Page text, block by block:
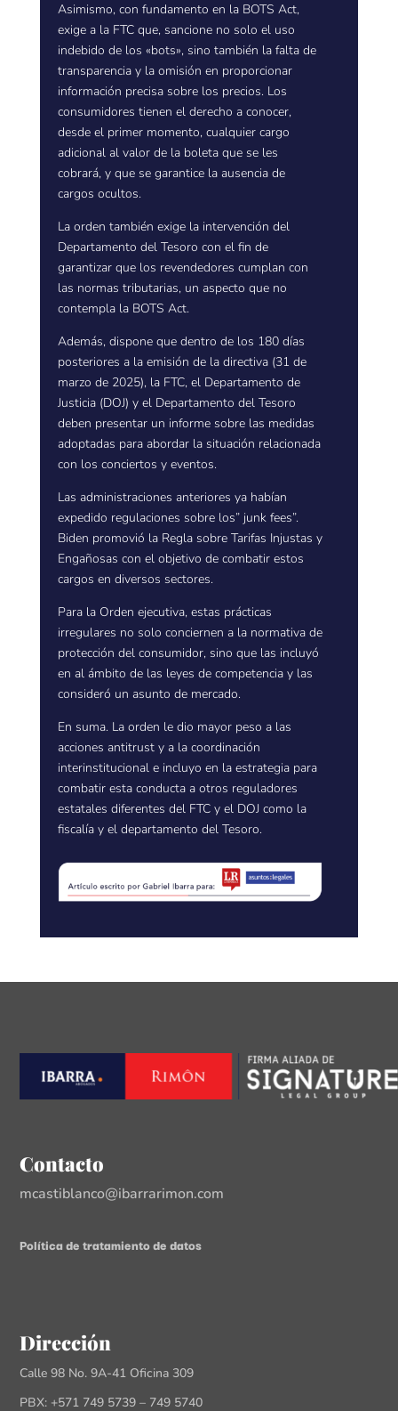
Asimismo, con fundamento en la BOTS Act,
exige a la FTC que, sancione no solo el uso
indebido de los «bots», sino también la falta de
transparencia y la omisión en proporcionar
información precisa sobre los precios. Los
consumidores tienen el derecho a conocer,
desde el primer momento, cualquier cargo
adicional al valor de la boleta que se les
cobrará, y que se garantice la ausencia de
cargos ocultos.
La orden también exige la intervención del
Departamento del Tesoro con el fin de
garantizar que los revendedores cumplan con
las normas tributarias, un aspecto que no
contempla la BOTS Act.
Además, dispone que dentro de los 180 días
posteriores a la emisión de la directiva (31 de
marzo de 2025), la FTC, el Departamento de
Justicia (DOJ) y el Departamento del Tesoro
deben presentar un informe sobre las medidas
adoptadas para abordar la situación relacionada
con los conciertos y eventos.
Las administraciones anteriores ya habían
expedido regulaciones sobre los” junk fees”.
Biden promovió la Regla sobre Tarifas Injustas y
Engañosas con el objetivo de combatir estos
cargos en diversos sectores.
Para la Orden ejecutiva, estas prácticas
irregulares no solo conciernen a la normativa de
protección del consumidor, sino que las incluyó
en al ámbito de las leyes de competencia y las
consideró un asunto de mercado.
En suma. La orden le dio mayor peso a las
acciones antitrust y a la coordinación
interinstitucional e incluyo en la estrategia para
combatir esta conducta a otros reguladores
estatales diferentes del FTC y el DOJ como la
fiscalía y el departamento del Tesoro.
Contacto
mcastiblanco@ibarrarimon.com
Política de tratamiento de datos
Dirección
Calle 98 No. 9A-41 Oficina 309
PBX: +571 749 5739 – 749 5740